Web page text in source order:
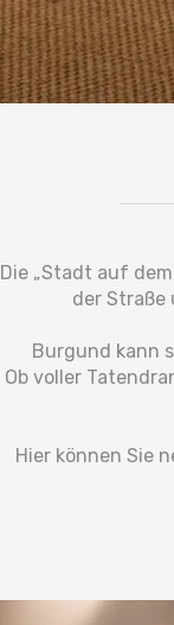
Die „Stadt auf
der Straße
Burgund kann
Ob voller
Hier können Sie